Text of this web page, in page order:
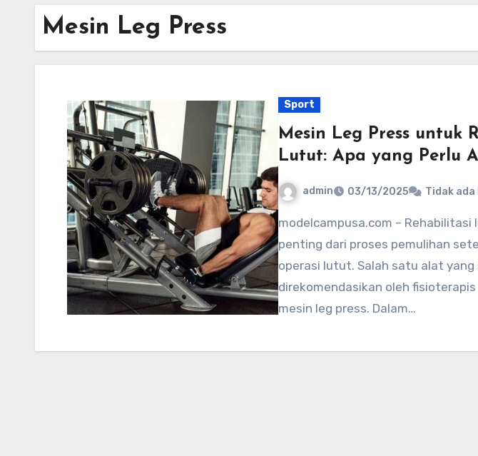
Mesin Leg Press
Sport
Mesin Leg Press untuk
Lutut: Apa yang Perlu
admin 03/13/2025 Tidak
modelcampusa.com – Rehabilitasi lutut adalah bagian
penting dari proses pemulihan
operasi lutut. Salah satu alat yang
direkomendasikan oleh
mesin leg press. Dalam…